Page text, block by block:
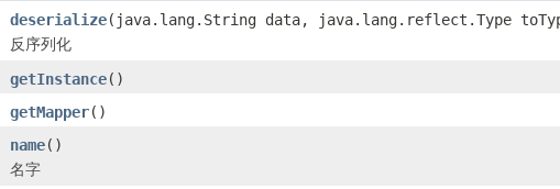
deserialize(java.lang.String data, java.lang.reflect.Type
反序列化
getInstance()
getMapper()
name()
名字